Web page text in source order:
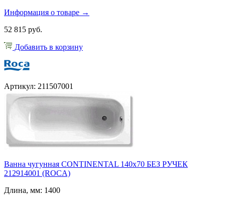
Информация о товаре →
52 815 руб.
Добавить в корзину
Артикул: 211507001
Ванна чугунная CONTINENTAL 140х70 БЕЗ РУЧЕК
212914001 (ROCA)
Длина, мм: 1400